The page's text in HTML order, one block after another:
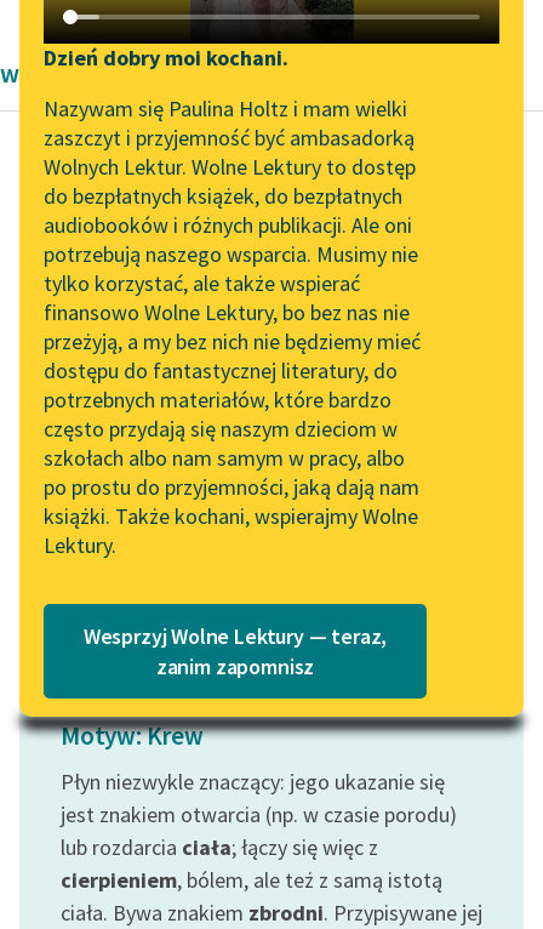
Katalog DAISY
Podkasty o książkach
Zgłoś brak utworu
Aktualności
„Prokurator Alicja Horn”
do słuchania
Byliśmy częścią AI Impact
Lab
Zapraszamy na spotkanie
online z tłumaczkami
literatury skandynawskiej
Spotkanie z Katarzyną
Tunkiel w Oslo
102. lata temu zmarł
Joseph Conrad
Lektury szkolne i klasyka
literatury do słuchania dla
uczennic i uczniów z
niepełnosprawnościami
E-kolekcja lektur
szkolnych i literatury do
słuchania dla uczennic i
uczniów z
niepełnosprawnościami
Narzędzia
Mapa Wolnych Lektur
Leśmianator
Przewodnik dla piszących i
czytających
API
OAI-PMH
Widget Wolnych Lektur
Przypisy
Katalog w formacie PDF
Dzień dobry moi kochani.
Nazywam się Paulina Holtz i mam wielki
zaszczyt i przyjemność być ambasadorką
Wolnych Lektur. Wolne Lektury to dostęp
do bezpłatnych książek, do bezpłatnych
audiobooków i różnych publikacji. Ale oni
potrzebują naszego wsparcia. Musimy nie
tylko korzystać, ale także wspierać
finansowo Wolne Lektury, bo bez nas nie
przeżyją, a my bez nich nie będziemy mieć
dostępu do fantastycznej literatury, do
potrzebnych materiałów, które bardzo
często przydają się naszym dzieciom w
szkołach albo nam samym w pracy, albo
po prostu do przyjemności, jaką dają nam
książki. Także kochani, wspierajmy Wolne
Lektury.
Wesprzyj Wolne Lektury — teraz,
zanim zapomnisz
wiersze Aleksandra Kasprzak
Aleksandra Kasprzak
badania terenowe
nad polskim
seksem
Stan wiedzy na temat
seksualności i płci w
Polsce jest
porównywalny
do wiedzy naukowców
z...
Motyw: Krew
Płyn niezwykle znaczący: jego ukazanie się
jest znakiem otwarcia (np. w czasie porodu)
lub rozdarcia ciała; łączy się więc z
cierpieniem, bólem, ale też z samą istotą
ciała. Bywa znakiem zbrodni. Przypisywane jej